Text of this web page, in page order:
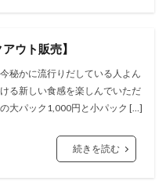
ウト販売】
秘かに流行りだしている人よん
る新しい食感を楽しんでいただ
大パック1,000円と小パック […]
続きを読む